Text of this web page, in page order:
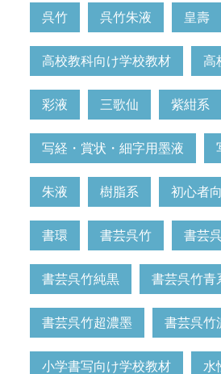
呉竹 呉竹朱液 皇壽
高校教科向け学校教材 高
彩液 三歌仙 紫紺系
写経・賞状・細字用墨液
朱液 樹脂系 初心者
書環 書芸呉竹 書芸
書芸呉竹純黒 書芸呉竹青
書芸呉竹超濃墨 書芸呉竹
小学書写向け学校教材 水